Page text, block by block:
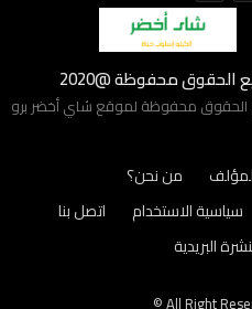
الحقوق محفوظة @2020
الحقوق محفوظة لموقع شاي أخضر برو
من نحن؟
سياسية الاستخدام
اتصل بنا
البريدية